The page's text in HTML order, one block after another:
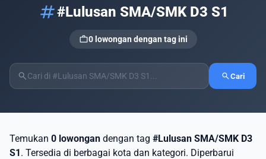
tag#Lulusan SMA/SMK D3 S1
work0 lowongan dengan tag ini
search searchCari
Temukan 0 lowongan dengan tag #Lulusan SMA/SMK D3
S1. Tersedia di berbagai kota dan kategori. Diperbarui